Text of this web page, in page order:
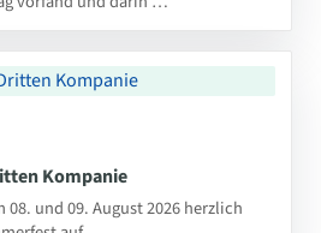
Kompanie
08. und 09. August 2026 herzlich